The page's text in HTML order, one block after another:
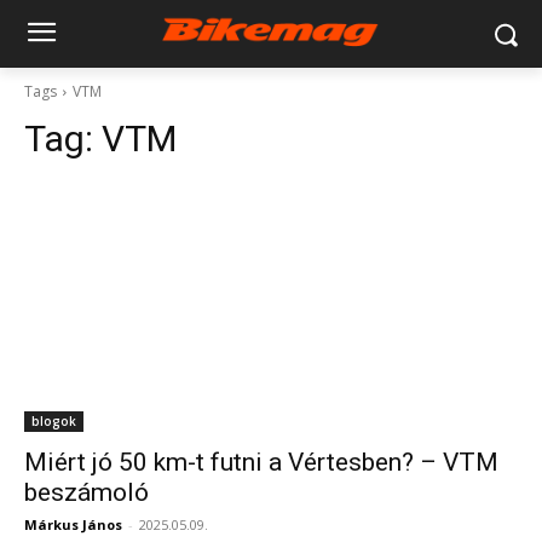
Tags VTM
Tag: VTM
blogok
Miért jó 50 km-t futni a Vértesben? – VTM
beszámoló
Márkus János - 2025.05.09.